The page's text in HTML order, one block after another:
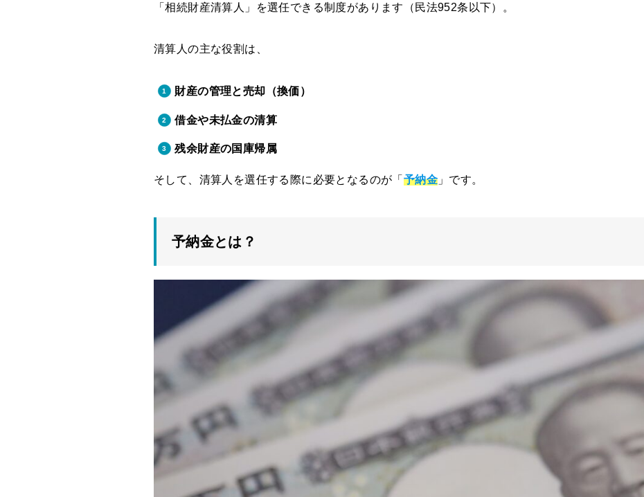
「相続財産清算人」を選任できる制度があります（民法952条以下）。
清算人の主な役割は、
財産の管理と売却（換価）
借金や未払金の清算
残余財産の国庫帰属
そして、清算人を選任する際に必要となるのが「 予納金 」です。
予納金とは？